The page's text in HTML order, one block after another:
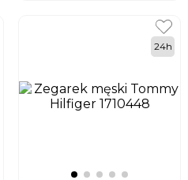
24h